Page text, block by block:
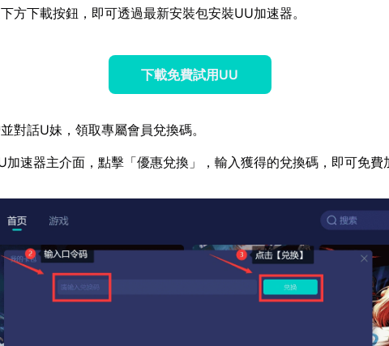
方下載按鈕，即可透過最新安裝包安裝UU加速器。
下載免費試用UU
對話U妹，領取專屬會員兌換碼。
加速器主介面，點擊「優惠兌換」，輸入獲得的兌換碼，即可免費